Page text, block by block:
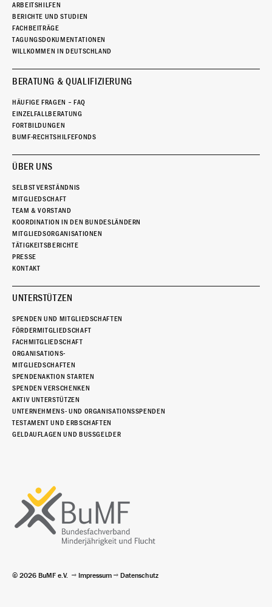
ARBEITSHILFEN
BERICHTE UND STUDIEN
FACHBEITRÄGE
TAGUNGSDOKUMENTATIONEN
WILLKOMMEN IN DEUTSCHLAND
BERATUNG & QUALIFIZIERUNG
HÄUFIGE FRAGEN – FAQ
EINZELFALLBERATUNG
FORTBILDUNGEN
BUMF-RECHTSHILFEFONDS
ÜBER UNS
SELBSTVERSTÄNDNIS
MITGLIEDSCHAFT
TEAM & VORSTAND
KOORDINATION IN DEN BUNDESLÄNDERN
MITGLIEDSORGANISATIONEN
TÄTIGKEITSBERICHTE
PRESSE
KONTAKT
UNTERSTÜTZEN
SPENDEN UND MITGLIEDSCHAFTEN
FÖRDERMITGLIEDSCHAFT
FACHMITGLIEDSCHAFT
ORGANISATIONS-
MITGLIEDSCHAFTEN
SPENDENAKTION STARTEN
SPENDEN VERSCHENKEN
AKTIV UNTERSTÜTZEN
UNTERNEHMENS- UND ORGANISATIONSSPENDEN
TESTAMENT UND ERBSCHAFTEN
GELDAUFLAGEN UND BUSSGELDER
© 2026 BuMF e.V. Impressum Datenschutz